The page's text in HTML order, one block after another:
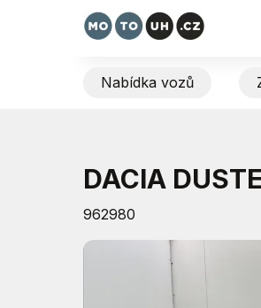
Nabídka vozů
DACIA
962980